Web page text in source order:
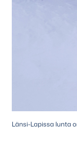
Länsi-Lapissa lunta